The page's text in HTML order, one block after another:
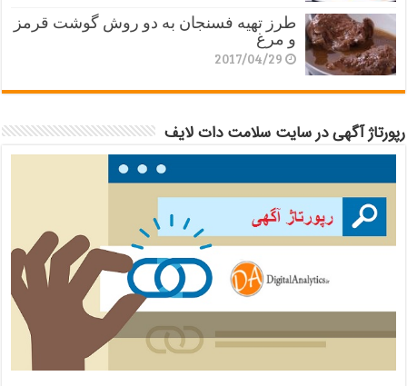
طرز تهیه فسنجان به دو روش گوشت قرمز
و مرغ
2017/04/29
رپورتاژ آگهی در سایت سلامت دات لایف